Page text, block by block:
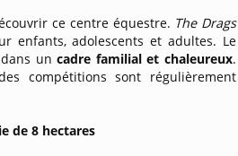
ce centre équestre. The Drags
enfants, adolescents et adultes. Le
dans uncadre familial et chaleureux.
compétitions sont régulièrement
de 8 hectares